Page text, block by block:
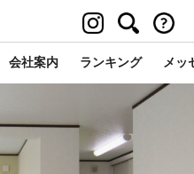
会社案内 ランキング メッ